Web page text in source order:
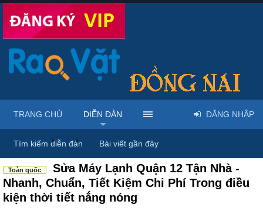
Diễn đàn ... Mua bán & sửa điện tử, điện lạnh
Toàn quốc
Sửa Máy Lạnh Quận 12 Tận Nhà -
Nhanh, Chuẩn, Tiết Kiệm Chi Phí Trong điều
kiện thời tiết nắng nóng
TRANG CHỦ DIỄN ĐÀN
Tìm kiếm diễn đàn Bài viết gần đây
ĐĂNG NHẬP